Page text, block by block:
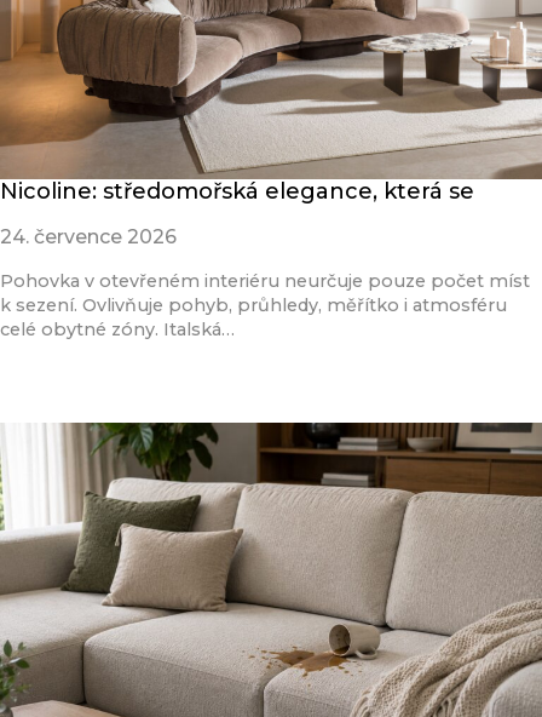
Nicoline: středomořská elegance, která se
24. července 2026
Pohovka v otevřeném interiéru neurčuje pouze počet míst
k sezení. Ovlivňuje pohyb, průhledy, měřítko i atmosféru
celé obytné zóny. Italská…